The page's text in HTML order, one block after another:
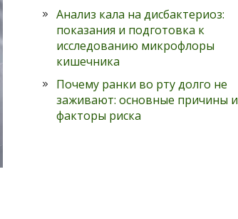
Анализ кала на дисбактериоз:
показания и подготовка к
исследованию микрофлоры
кишечника
Почему ранки во рту долго не
заживают: основные причины и
факторы риска